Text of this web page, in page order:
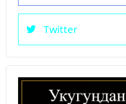
Twitter